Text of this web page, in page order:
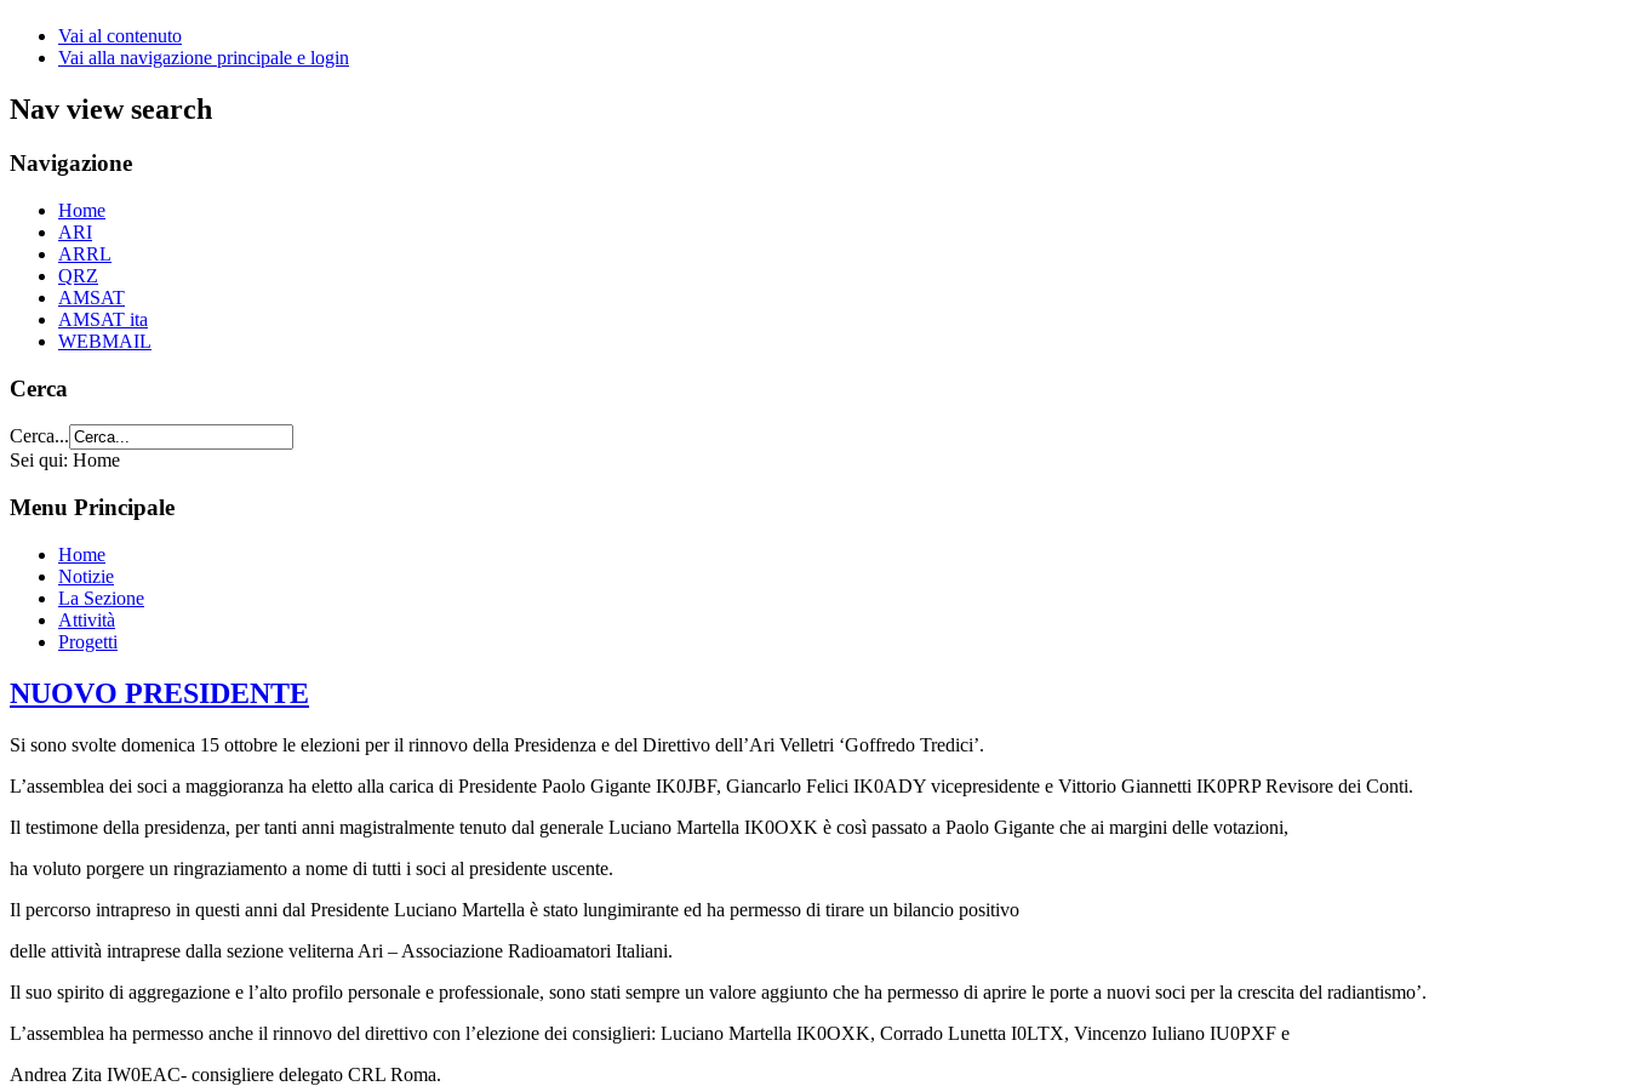
Vai al contenuto
Vai alla navigazione principale e login
Nav view search
Navigazione
Home
ARI
ARRL
QRZ
AMSAT
AMSAT ita
WEBMAIL
Cerca
Cerca...
Sei qui: Home
Menu Principale
Home
Notizie
La Sezione
Attività
Progetti
NUOVO PRESIDENTE
Si sono svolte domenica 15 ottobre le elezioni per il rinnovo della Presidenza e del Direttivo dell’Ari Velletri ‘Goffredo Tredici’.
L’assemblea dei soci a maggioranza ha eletto alla carica di Presidente Paolo Gigante IK0JBF, Giancarlo Felici IK0ADY vicepresidente e Vittorio Giannetti IK0PRP Revisore dei Conti.
Il testimone della presidenza, per tanti anni magistralmente tenuto dal generale Luciano Martella IK0OXK è così passato a Paolo Gigante che ai margini delle votazioni,
ha voluto porgere un ringraziamento a nome di tutti i soci al presidente uscente.
Il percorso intrapreso in questi anni dal Presidente Luciano Martella è stato lungimirante ed ha permesso di tirare un bilancio positivo
delle attività intraprese dalla sezione veliterna Ari – Associazione Radioamatori Italiani.
Il suo spirito di aggregazione e l’alto profilo personale e professionale, sono stati sempre un valore aggiunto che ha permesso di aprire le porte a nuovi soci per la crescita del radiantismo’.
L’assemblea ha permesso anche il rinnovo del direttivo con l’elezione dei consiglieri: Luciano Martella IK0OXK, Corrado Lunetta I0LTX, Vincenzo Iuliano IU0PXF e
Andrea Zita IW0EAC- consigliere delegato CRL Roma.